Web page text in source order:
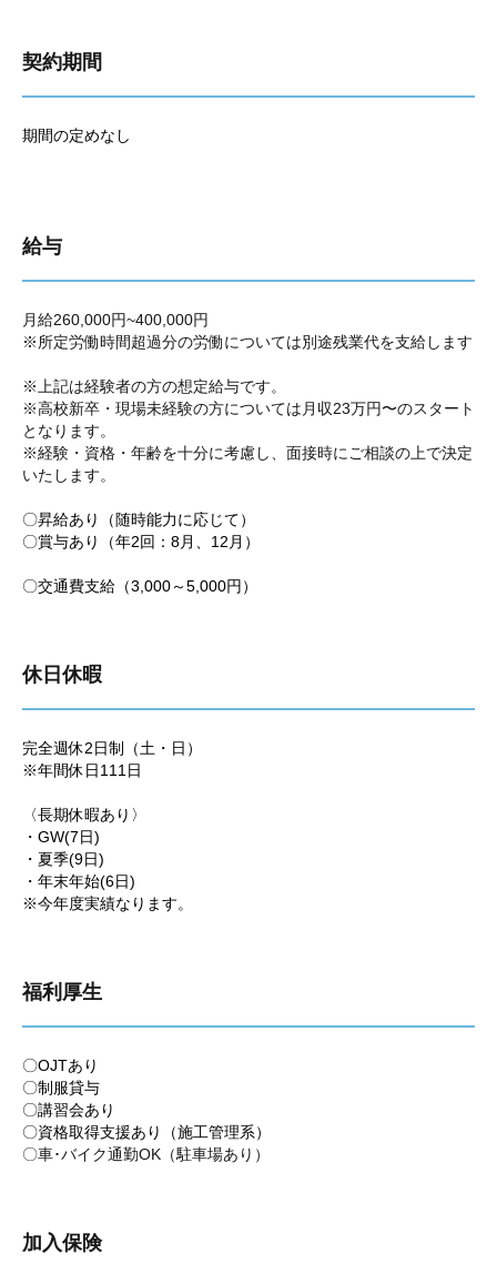
契約期間
期間の定めなし
給与
月給260,000円~400,000円
※所定労働時間超過分の労働については別途残業代を支給します
※上記は経験者の方の想定給与です。
※高校新卒・現場未経験の方については月収23万円〜のスタート
となります。
※経験・資格・年齢を十分に考慮し、面接時にご相談の上で決定
いたします。
〇昇給あり（随時能力に応じて）
〇賞与あり（年2回：8月、12月）
〇交通費支給（3,000～5,000円）
休日休暇
完全週休2日制（土・日）
※年間休日111日
〈長期休暇あり〉
・GW(7日)
・夏季(9日)
・年末年始(6日)
※今年度実績なります。
福利厚生
〇OJTあり
〇制服貸与
〇講習会あり
〇資格取得支援あり（施工管理系）
〇車･バイク通勤OK（駐車場あり）
加入保険